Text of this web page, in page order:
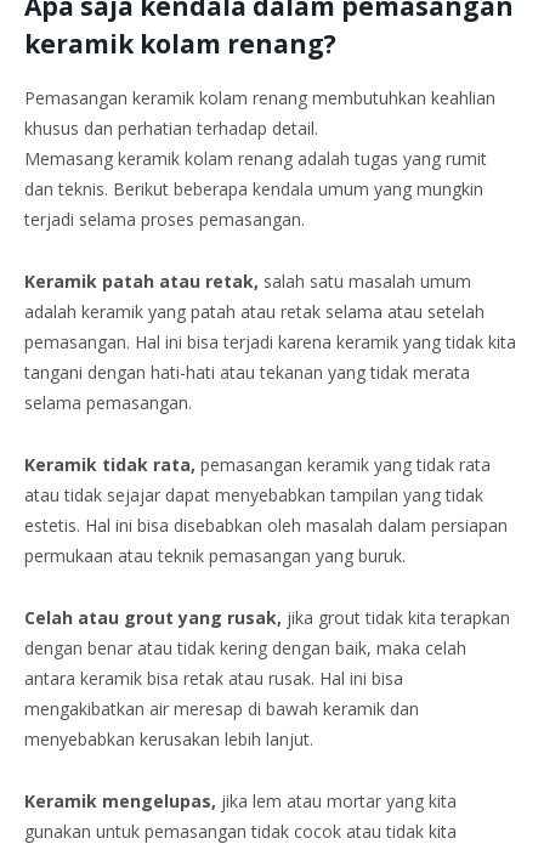
keramik kolam renang?
Pemasangan keramik kolam renang membutuhkan keahlian
khusus dan perhatian terhadap detail.
Memasang keramik kolam renang adalah tugas yang rumit
dan teknis. Berikut beberapa kendala umum yang mungkin
terjadi selama proses pemasangan.
Keramik patah atau retak, salah satu masalah umum
adalah keramik yang patah atau retak selama atau setelah
pemasangan. Hal ini bisa terjadi karena keramik yang tidak kita
tangani dengan hati-hati atau tekanan yang tidak merata
selama pemasangan.
Keramik tidak rata, pemasangan keramik yang tidak rata
atau tidak sejajar dapat menyebabkan tampilan yang tidak
estetis. Hal ini bisa disebabkan oleh masalah dalam persiapan
permukaan atau teknik pemasangan yang buruk.
Celah atau grout yang rusak, jika grout tidak kita terapkan
dengan benar atau tidak kering dengan baik, maka celah
antara keramik bisa retak atau rusak. Hal ini bisa
mengakibatkan air meresap di bawah keramik dan
menyebabkan kerusakan lebih lanjut.
Keramik mengelupas, jika lem atau mortar yang kita
gunakan untuk pemasangan tidak cocok atau tidak kita